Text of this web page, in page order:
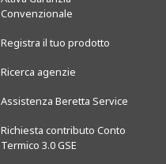
Convenzionale
Registra il tuo prodotto
Ricerca agenzie
Assistenza Beretta Service
Richiesta contributo Conto
Termico 3.0 GSE